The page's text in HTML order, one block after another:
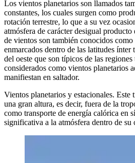
Los vientos planetarios son llamados
constantes, los cuales surgen como
rotación terrestre, lo que a su vez
atmósfera de carácter desigual
de vientos son también conocidos
enmarcados dentro de las latitudes
del oeste que son típicos de las
considerados como vientos planetarios
manifiestan en saltador.
Vientos planetarios y estacionales. Este
una gran altura, es decir, fuera de la
como transporte de energía calórica en
significativa a la atmósfera dentro de su